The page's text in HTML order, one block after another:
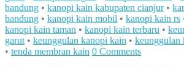
bandung • kanopi kain kabupaten cianjur•
bandung • kanopi kain mobil • kanopi kain rs
kanopi kain taman • kanopi kain terbaru •
garut • keunggulan kanopi kain • keunggulan
• tenda membran kain 0 Comments